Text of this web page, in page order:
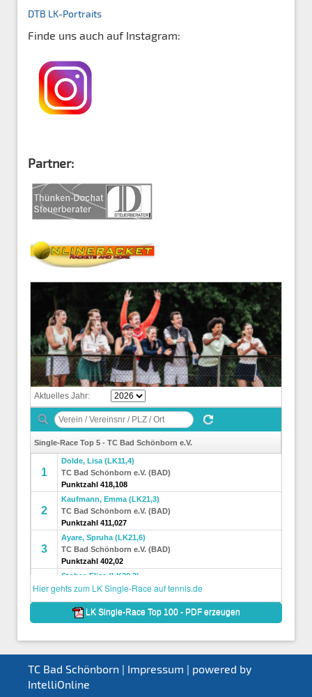
DTB LK-Portraits
Finde uns auch auf Instagram:
Partner:
TC Bad Schönborn | Impressum | powered by
IntelliOnline